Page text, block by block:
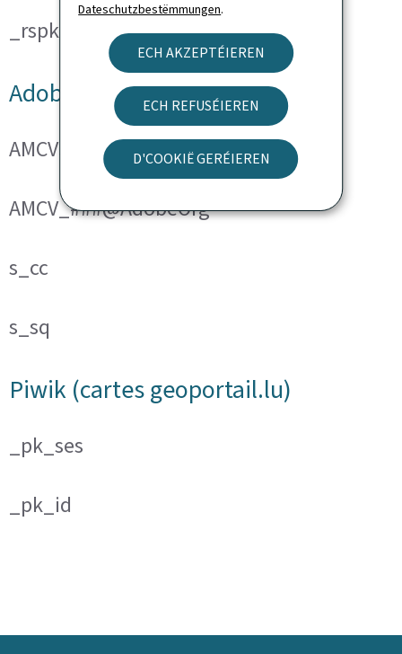
Dateschutzbestëmmungen.
ECH AKZEPTÉIEREN
ECH REFUSÉIEREN
D'COOKIË GERÉIEREN
_rspkrLoadCore (ReadSpeaker)
Adobe Analytics
AMCVS_###@AdobeOrg
AMCV_###@AdobeOrg
s_cc
s_sq
Piwik (cartes geoportail.lu)
_pk_ses
_pk_id